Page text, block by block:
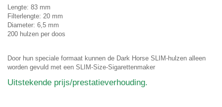
Lengte: 83 mm
Filterlengte: 20 mm
Diameter: 6,5 mm
200 hulzen per doos
Door hun speciale formaat kunnen de Dark Horse SLIM-hulzen alleen
worden gevuld met een SLIM-Size-Sigarettenmaker
Uitstekende prijs/prestatieverhouding.